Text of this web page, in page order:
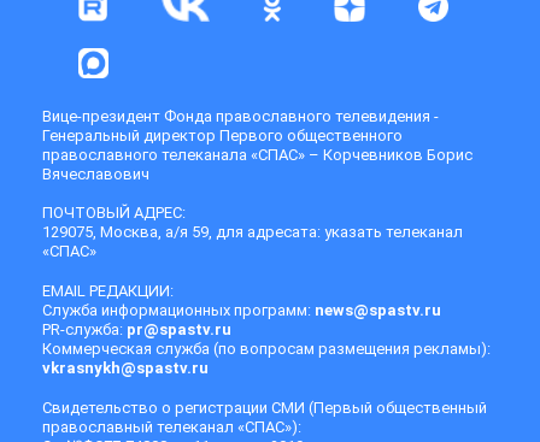
Вице-президент Фонда православного телевидения -
Генеральный директор Первого общественного
православного телеканала «СПАС» – Корчевников Борис
Вячеславович
ПОЧТОВЫЙ АДРЕС:
129075, Москва, а/я 59, для адресата: указать телеканал
«СПАС»
EMAIL РЕДАКЦИИ:
Служба информационных программ: news@spastv.ru
PR-служба: pr@spastv.ru
Коммерческая служба (по вопросам размещения рекламы):
vkrasnykh@spastv.ru
Свидетельство о регистрации СМИ (Первый общественный
православный телеканал «СПАС»):